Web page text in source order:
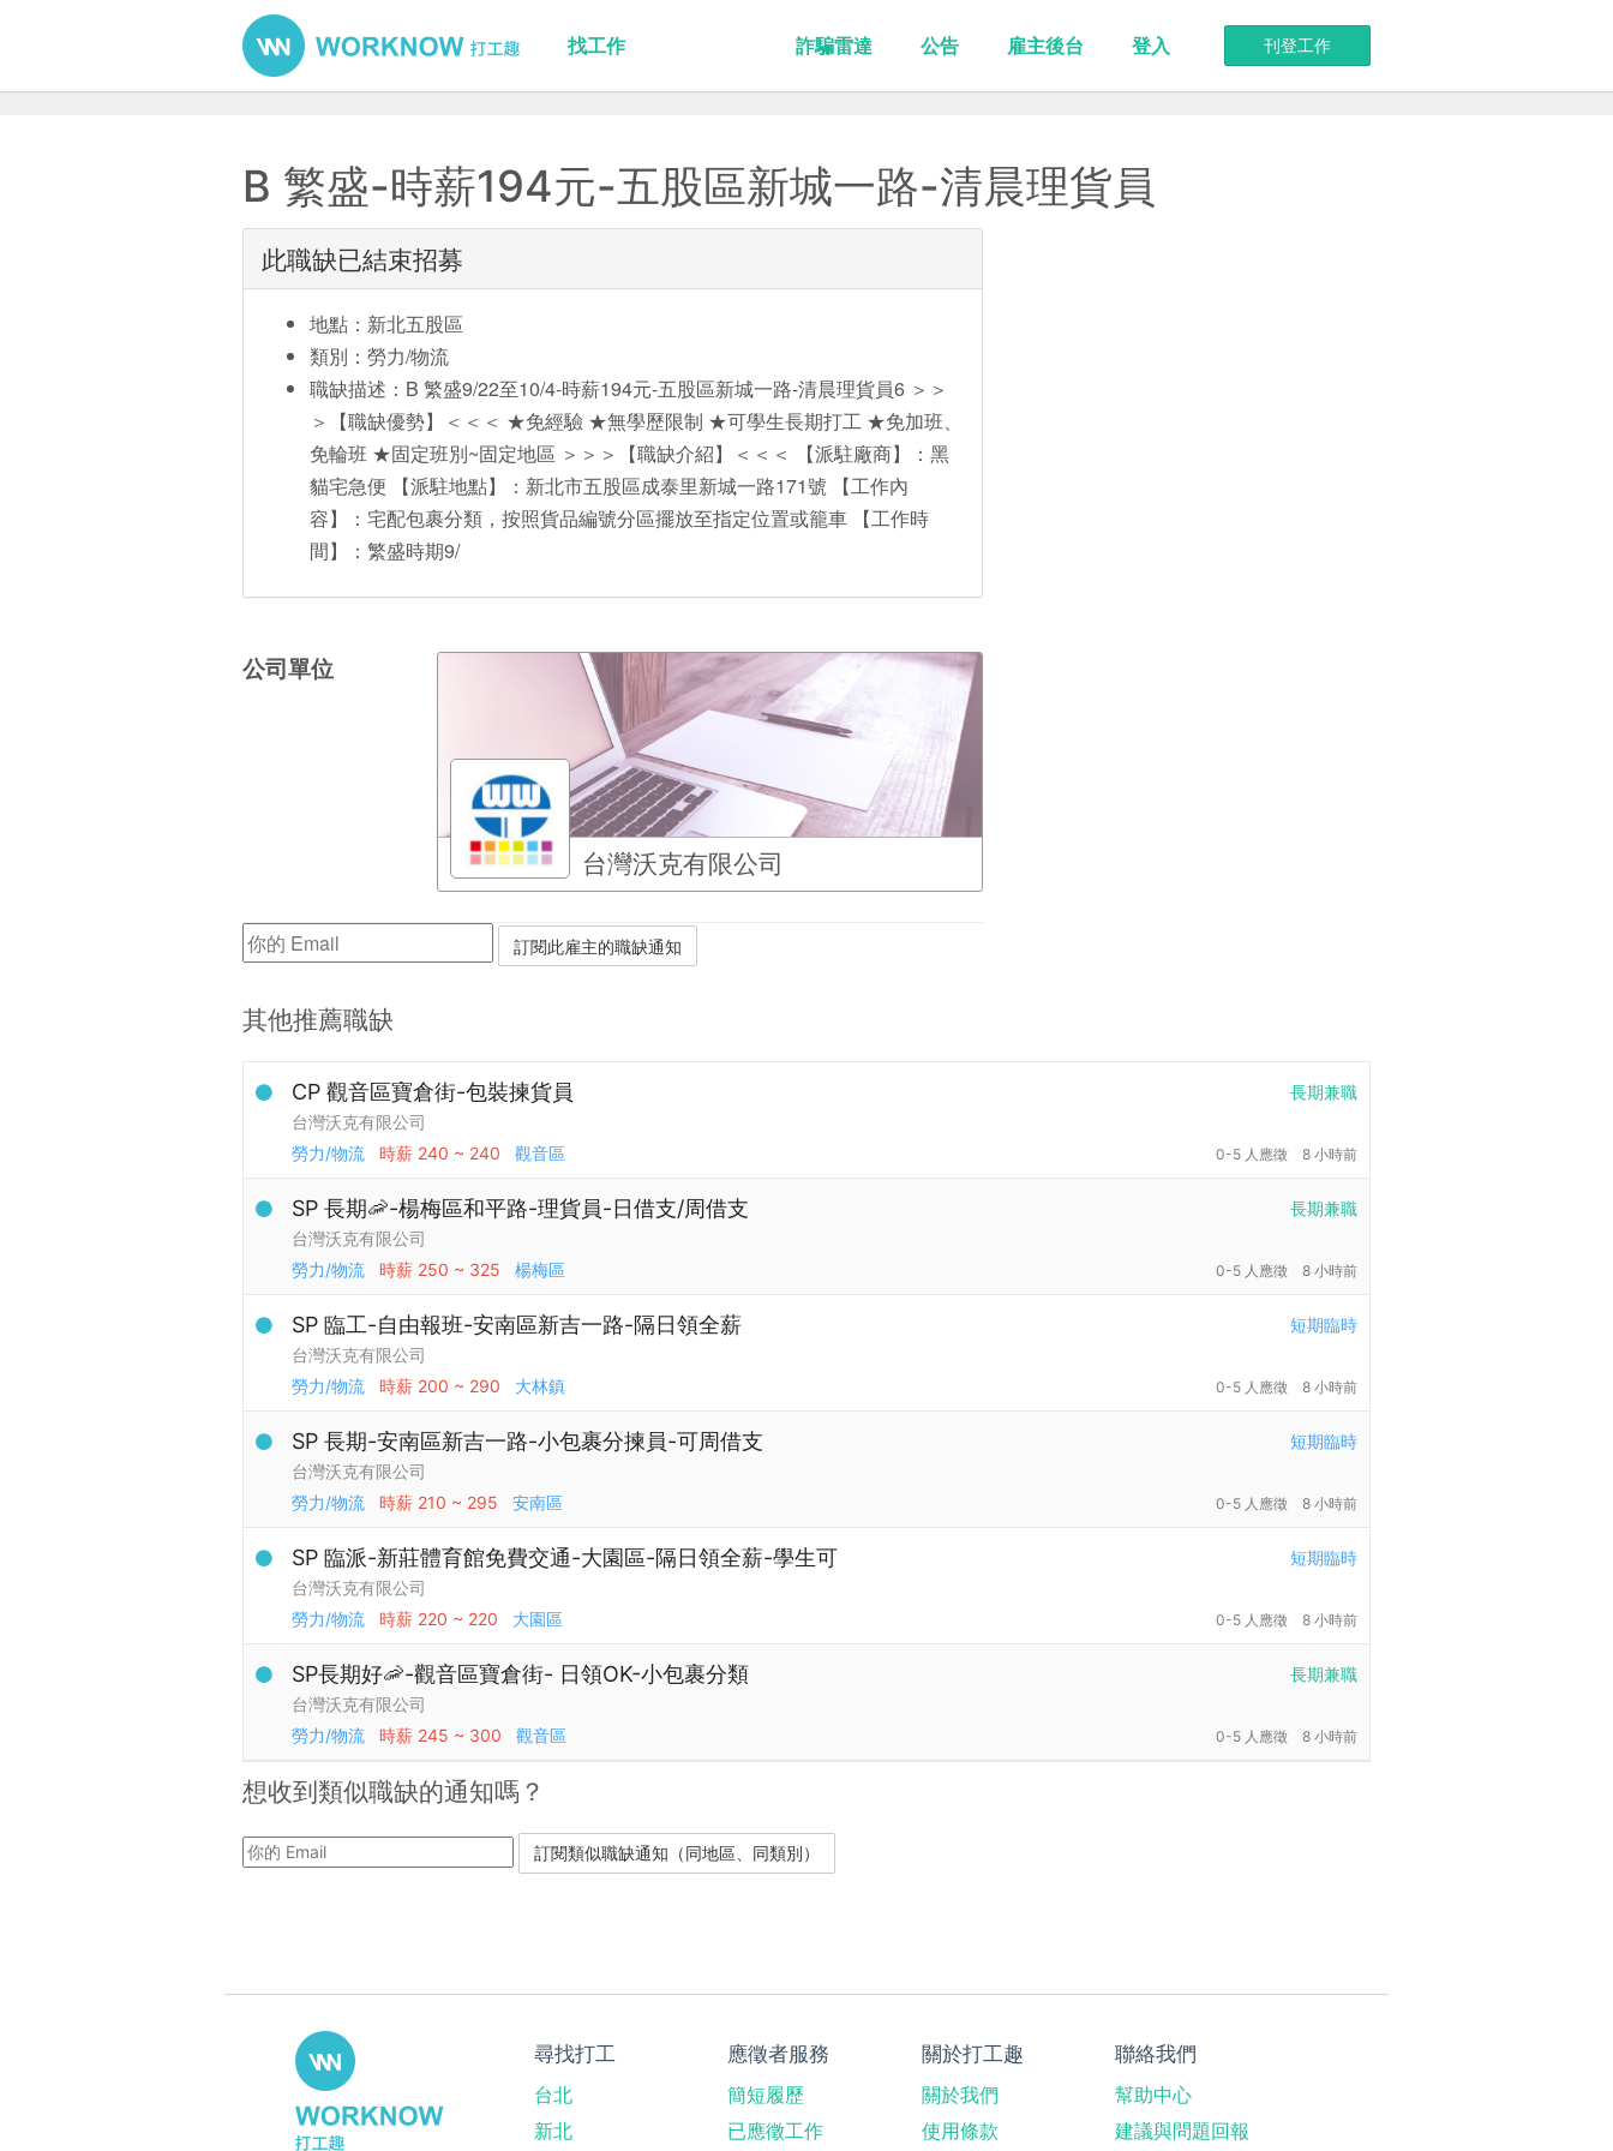
刊登工作
找工作 詐騙雷達 公告 雇主後台 登入
B 繁盛-時薪194元-五股區新城一路-清晨理貨員
此職缺已結束招募
地點：新北五股區
類別：勞力/物流
職缺描述：B 繁盛9/22至10/4-時薪194元-五股區新城一路-清晨理貨員6 ＞＞
＞【職缺優勢】＜＜＜ ★免經驗 ★無學歷限制 ★可學生長期打工 ★免加班、
免輪班 ★固定班別~固定地區 ＞＞＞【職缺介紹】＜＜＜ 【派駐廠商】：黑
貓宅急便 【派駐地點】：新北市五股區成泰里新城一路171號 【工作內
容】：宅配包裹分類，按照貨品編號分區擺放至指定位置或籠車 【工作時
間】：繁盛時期9/
公司單位
台灣沃克有限公司
其他推薦職缺
長期兼職
CP 觀音區寶倉街-包裝揀貨員
台灣沃克有限公司
勞力/物流
時薪 240 ~ 240 觀音區 0-5 人應徵 8 小時前
長期兼職
SP 長期🦐-楊梅區和平路-理貨員-日借支/周借支
台灣沃克有限公司
勞力/物流
時薪 250 ~ 325 楊梅區 0-5 人應徵 8 小時前
短期臨時
SP 臨工-自由報班-安南區新吉一路-隔日領全薪
台灣沃克有限公司
勞力/物流
時薪 200 ~ 290 大林鎮 0-5 人應徵 8 小時前
短期臨時
SP 長期-安南區新吉一路-小包裹分揀員-可周借支
台灣沃克有限公司
勞力/物流
時薪 210 ~ 295 安南區 0-5 人應徵 8 小時前
短期臨時
SP 臨派-新莊體育館免費交通-大園區-隔日領全薪-學生可
台灣沃克有限公司
勞力/物流
時薪 220 ~ 220 大園區 0-5 人應徵 8 小時前
長期兼職
SP長期好🦐-觀音區寶倉街- 日領OK-小包裹分類
台灣沃克有限公司
勞力/物流
時薪 245 ~ 300 觀音區 0-5 人應徵 8 小時前
想收到類似職缺的通知嗎？
尋找打工
台北
新北
應徵者服務
簡短履歷
已應徵工作
關於打工趣
關於我們
使用條款
聯絡我們
幫助中心
建議與問題回報